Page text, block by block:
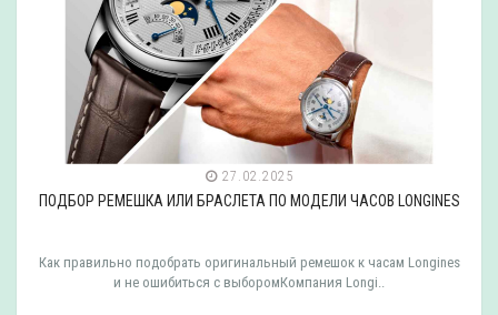
27.02.2025
ПОДБОР РЕМЕШКА ИЛИ БРАСЛЕТА ПО МОДЕЛИ ЧАСОВ LONGINES
Как правильно подобрать оригинальный ремешок к часам Longines
и не ошибиться с выборомКомпания Longi..